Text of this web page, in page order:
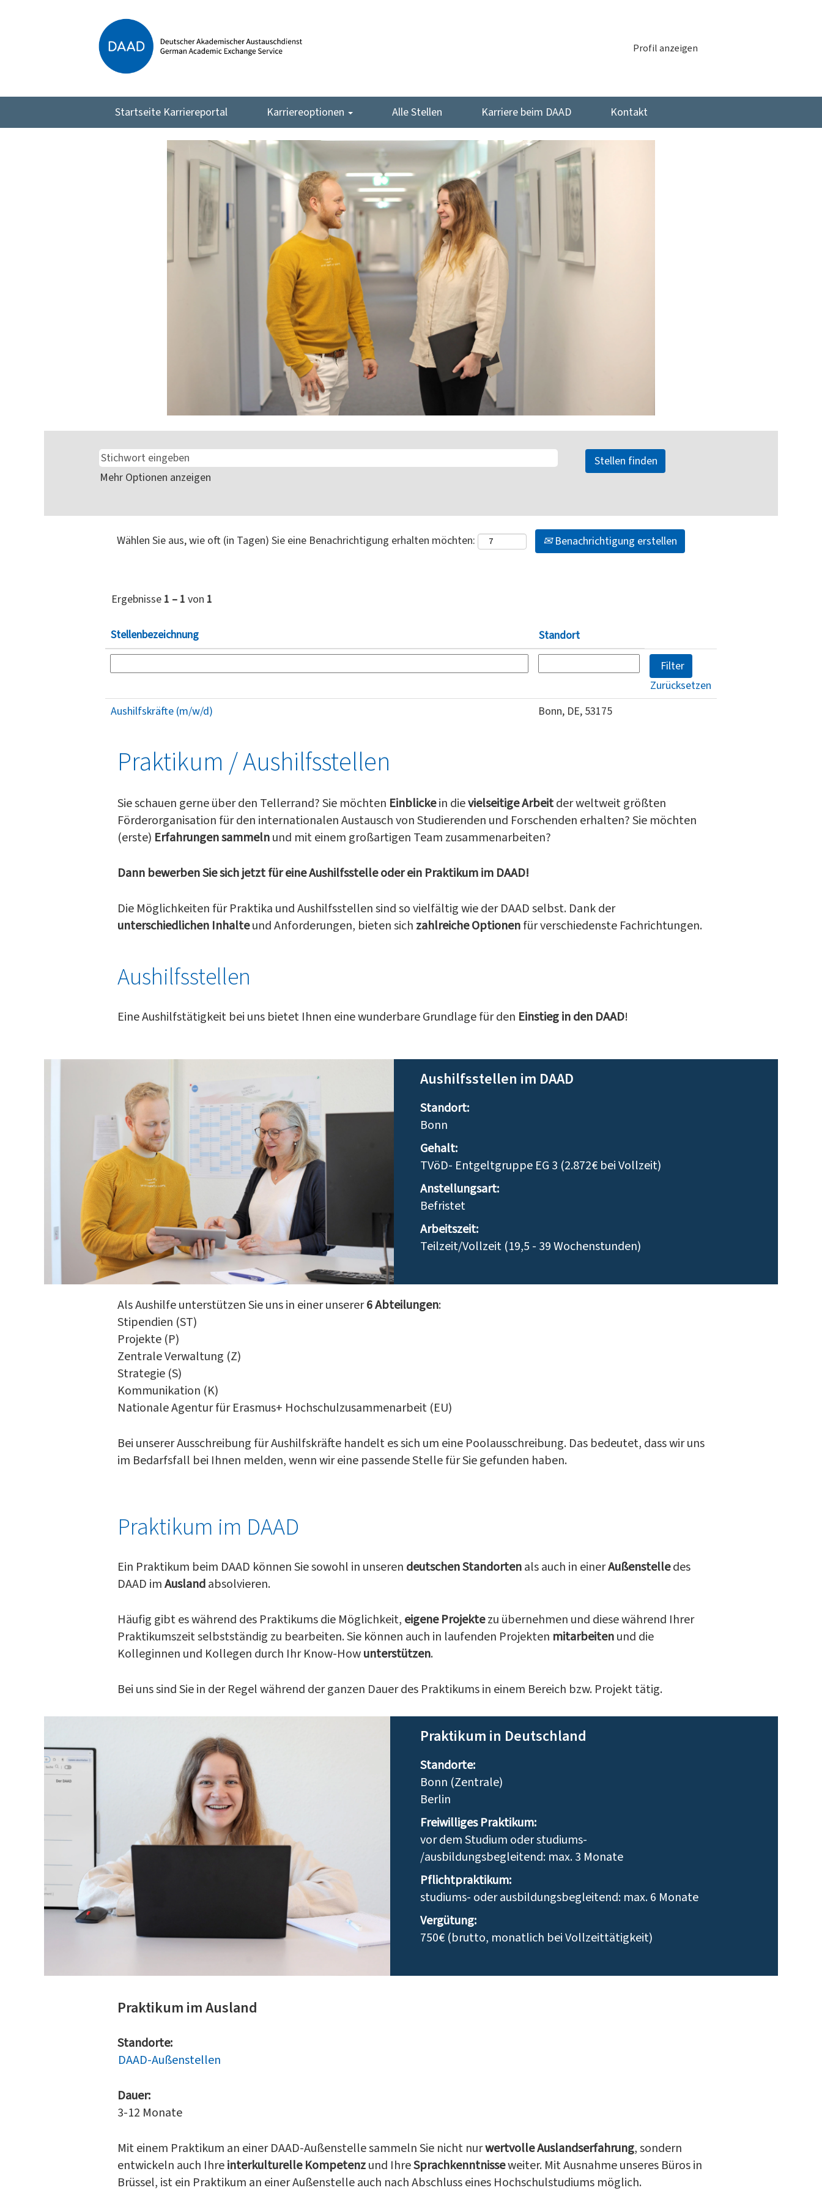
Profil anzeigen
Startseite Karriereportal Karriereoptionen Alle Stellen Karriere beim DAAD Kontakt
Mehr Optionen anzeigen
Wählen Sie aus, wie oft (in Tagen) Sie eine Benachrichtigung erhalten möchten: Benachrichtigung erstellen
Ergebnisse 1 – 1 von 1
Stellenbezeichnung Standort
Zurücksetzen
Aushilfskräfte (m/w/d)
Bonn, DE, 53175
Praktikum / Aushilfsstellen
Sie schauen gerne über den Tellerrand? Sie möchten Einblickein dievielseitige Arbeitder weltweit größten
Förderorganisation für den internationalen Austausch von Studierenden und Forschenden erhalten? Sie möchten
(erste) Erfahrungen sammelnund mit einem großartigen Team zusammenarbeiten?
Dann bewerben Sie sich jetzt für eine Aushilfsstelle oder ein Praktikum im DAAD!
Die Möglichkeiten für Praktika und Aushilfsstellen sind so vielfältig wie der DAAD selbst. Dank der
unterschiedlichen Inhalteund Anforderungen, bieten sich zahlreiche Optionenfür verschiedenste Fachrichtungen.
Aushilfsstellen
Eine Aushilfstätigkeit bei uns bietet Ihnen eine wunderbare Grundlage für den Einstieg in den DAAD!
Aushilfsstellen im DAAD
Standort:
Bonn
Gehalt:
TVöD- Entgeltgruppe EG 3 (2.872€ bei Vollzeit)
Anstellungsart:
Befristet
Arbeitszeit:
Teilzeit/Vollzeit (19,5 - 39 Wochenstunden)
Als Aushilfe unterstützen Sie uns in einer unserer6 Abteilungen:
Stipendien (ST)
Projekte (P)
Zentrale Verwaltung (Z)
Strategie (S)
Kommunikation (K)
Nationale Agentur für Erasmus+ Hochschulzusammenarbeit (EU)
Bei unserer Ausschreibung für Aushilfskräfte handelt es sich um eine Poolausschreibung. Das bedeutet, dass wir uns
im Bedarfsfall bei Ihnen melden, wenn wir eine passende Stelle für Sie gefunden haben.
Praktikum im DAAD
Ein Praktikum beim DAAD können Sie sowohl in unseren deutschen Standortenals auch in einerAußenstelledes
DAAD imAuslandabsolvieren.
Häufig gibt es während des Praktikums die Möglichkeit, eigene Projektezu übernehmen und diese während Ihrer
Praktikumszeit selbstständig zu bearbeiten. Sie können auch in laufenden Projekten mitarbeitenund die
Kolleginnen und Kollegen durch Ihr Know-Howunterstützen.
Bei uns sind Sie in der Regel während der ganzen Dauer des Praktikums in einem Bereich bzw. Projekt tätig.
Praktikum in Deutschland
Standorte:
Bonn (Zentrale)
Berlin
Freiwilliges Praktikum:
vor dem Studium oder studiums-
/ausbildungsbegleitend: max. 3 Monate
Pflichtpraktikum:
studiums- oder ausbildungsbegleitend: max. 6 Monate
Vergütung:
750€ (brutto, monatlich bei Vollzeittätigkeit)
Praktikum im Ausland
Standorte:
DAAD-Außenstellen
Dauer:
3-12 Monate
Mit einem Praktikum an einer DAAD-Außenstelle sammeln Sie nicht nurwertvolle Auslandserfahrung, sondern
entwickeln auch Ihreinterkulturelle Kompetenzund IhreSprachkenntnisseweiter. Mit Ausnahme unseres Büros in
Brüssel, ist ein Praktikum an einer Außenstelle auch nach Abschluss eines Hochschulstudiums möglich.